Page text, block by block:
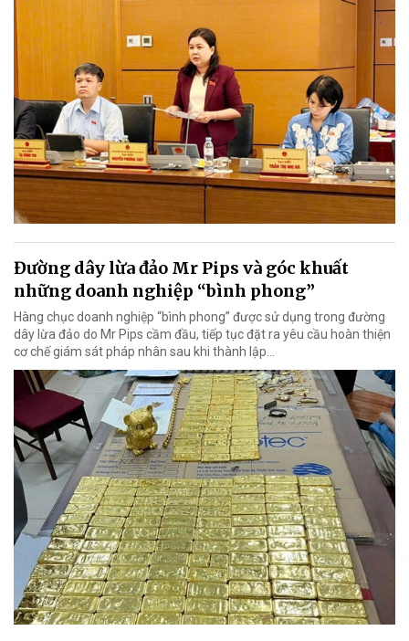
Đường dây lừa đảo Mr Pips và góc khuất
những doanh nghiệp “bình phong”
Hàng chục doanh nghiệp “bình phong” được sử dụng trong đường
dây lừa đảo do Mr Pips cầm đầu, tiếp tục đặt ra yêu cầu hoàn thiện
cơ chế giám sát pháp nhân sau khi thành lập…